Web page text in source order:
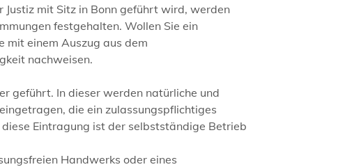
mit Sitz in Bonn geführt wird, werden
festgehalten. Wollen Sie ein
mit einem Auszug aus dem
nachweisen.
geführt. In dieser werden natürliche und
die ein zulassungspflichtiges
Eintragung ist der selbstständige Betrieb
Handwerks oder eines